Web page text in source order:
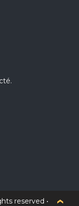
reserved •